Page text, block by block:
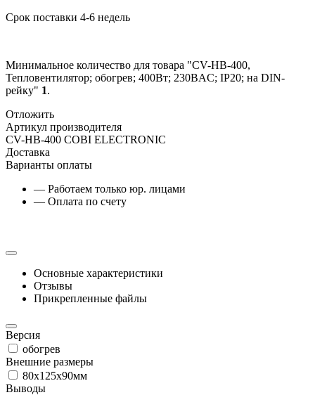
Срок поставки 4-6 недель
Минимальное количество для товара "CV-HB-400,
Тепловентилятор; обогрев; 400Вт; 230ВAC; IP20; на DIN-
рейку" 1.
Отложить
Артикул производителя
CV-HB-400 COBI ELECTRONIC
Доставка
Варианты оплаты
— Работаем только юр. лицами
— Оплата по счету
Основные характеристики
Отзывы
Прикрепленные файлы
Версия
обогрев
Внешние размеры
80x125x90мм
Выводы